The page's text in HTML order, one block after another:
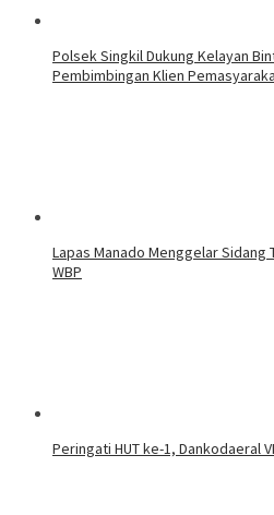
Polsek Singkil Dukung Kelayan
Pembimbingan Klien
Lapas Manado Menggelar Sidang
WBP
Peringati HUT ke-1, Dankodaeral